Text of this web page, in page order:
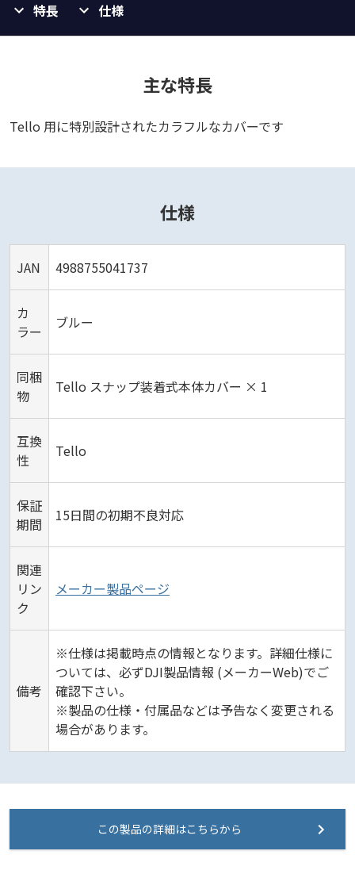
特長 仕様
主な特長
Tello 用に特別設計されたカラフルなカバーです
仕様
JAN 4988755041737
カ
ラー
ブルー
同梱
物
Tello スナップ装着式本体カバー × 1
互換
性
Tello
保証
期間
15日間の初期不良対応
関連
リン
ク
メーカー製品ページ
備考
※仕様は掲載時点の情報となります。詳細仕様に
ついては、必ずDJI製品情報 (メーカーWeb)でご
確認下さい。
※製品の仕様・付属品などは予告なく変更される
場合があります。
この製品の詳細はこちらから